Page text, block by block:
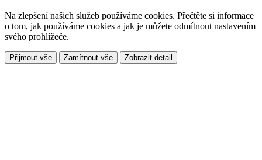
Na zlepšení našich služeb používáme cookies. Přečtěte si informace
o tom, jak používáme cookies a jak je můžete odmítnout nastavením
svého prohlížeče.
Přijmout vše Zamítnout vše Zobrazit detail